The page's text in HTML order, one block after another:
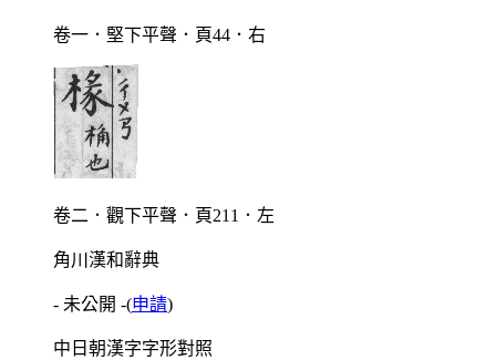
卷一．堅下平聲．頁44．右
卷二．觀下平聲．頁211．左
角川漢和辭典
- 未公開 -(申請)
中日朝漢字字形對照